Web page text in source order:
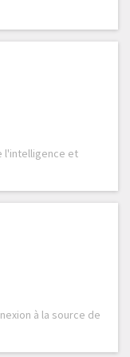
l'intelligence et
à la source de